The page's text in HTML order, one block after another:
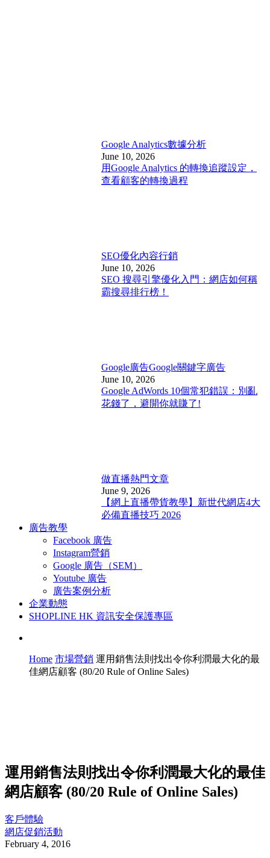
Google Analytics數據分析
June 10, 2026
用Google Analytics 的轉換追蹤設定，
查看顧客的轉換過程
SEO優化內容行銷
June 10, 2026
SEO 搜尋引擎優化入門：網店如何稱
霸搜尋排行榜！
Google廣告Google關鍵字廣告
June 10, 2026
Google AdWords 10個常犯錯誤：別亂
花錢了，避開你就賺了!
做直播熱門文章
June 9, 2026
【網上直播帶貨教學】新世代網店4大
必備直播技巧 2026
廣告教學
Facebook 廣告
Instagram營銷
Google 廣告（SEM）
Youtube 廣告
廣告案例分析
企業動態
SHOPLINE HK 資訊安全保護專區
Home 市場營銷 運用銷售法則找出令你利潤最大化的最
佳網店顧客 (80/20 Rule of Online Sales)
運用銷售法則找出令你利潤最大化的最佳
網店顧客 (80/20 Rule of Online Sales)
客戶體驗
網店促銷活動
February 4, 2016